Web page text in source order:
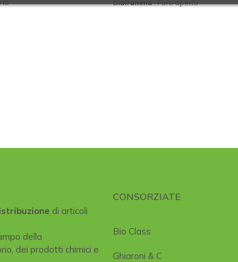
M
Diaframma: Foro aperto
di articoli
della
dei prodotti chimici e
CONSORZIATE
Bio Class
Ghiaroni & C